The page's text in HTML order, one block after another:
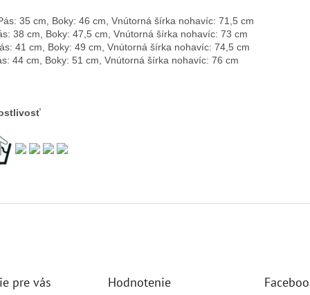
35 cm, Boky: 46 cm, Vnútorná šírka nohavíc: 71,5 cm
38 cm, Boky: 47,5 cm, Vnútorná šírka nohavíc: 73 cm
41 cm, Boky: 49 cm, Vnútorná šírka nohavíc: 74,5 cm
44 cm, Boky: 51 cm, Vnútorná šírka nohavíc: 76 cm
pre vás Hodnotenie